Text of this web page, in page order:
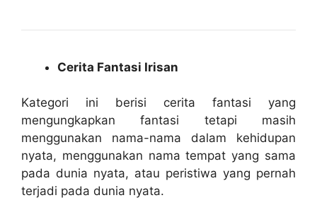
Cerita Fantasi Irisan
Kategori ini berisi cerita fantasi yang
mengungkapkan fantasi tetapi masih
menggunakan nama-nama dalam kehidupan
nyata, menggunakan nama tempat yang sama
pada dunia nyata, atau peristiwa yang pernah
terjadi pada dunia nyata.